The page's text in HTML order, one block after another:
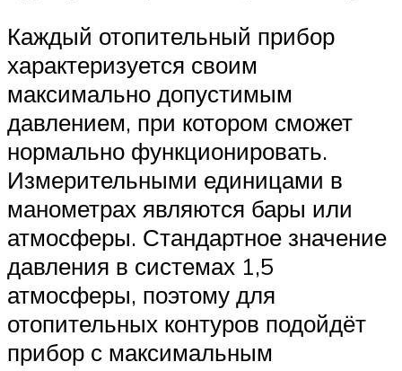
Каждый отопительный прибор
характеризуется своим
максимально допустимым
давлением, при котором сможет
нормально функционировать.
Измерительными единицами в
манометрах являются бары или
атмосферы. Стандартное значение
давления в системах 1,5
атмосферы, поэтому для
отопительных контуров подойдёт
прибор с максимальным